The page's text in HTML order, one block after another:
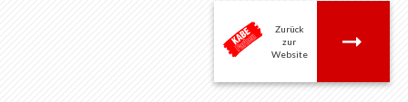
Zurück
zur
Website